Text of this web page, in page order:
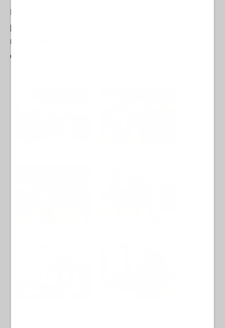
Los portadores condujeron el ataúd con paso
pausado hasta el lugar donde se celebraron
misa y las posteriores honras fúnebres
escena cargada de emoción y compañerismo.